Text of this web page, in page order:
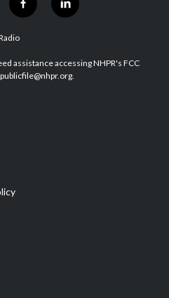
f
a
b
o
l
i
e
d
assistance accessing NHPR's FCC